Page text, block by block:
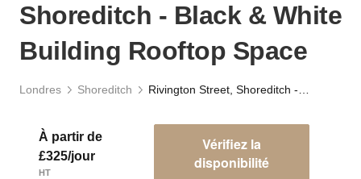
Shoreditch - Black & White
Building Rooftop Space
Londres Shoreditch
À partir de
£325/jour
HT
Vérifiez la
disponibilité